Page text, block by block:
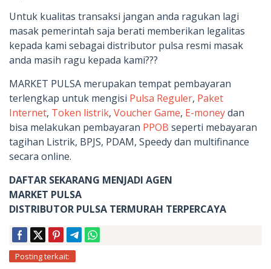
Untuk kualitas transaksi jangan anda ragukan lagi
masak pemerintah saja berati memberikan legalitas
kepada kami sebagai distributor pulsa resmi masak
anda masih ragu kepada kami???
MARKET PULSA merupakan tempat pembayaran
terlengkap untuk mengisi Pulsa Reguler, Paket
Internet, Token listrik, Voucher Game, E-moneydan
bisa melakukan pembayaran PPOB seperti mebayaran
tagihan Listrik, BPJS, PDAM, Speedy dan multifinance
secara online.
DAFTAR SEKARANG MENJADI AGEN
MARKET PULSA
DISTRIBUTOR PULSA TERMURAH TERPERCAYA
Posting terkait: